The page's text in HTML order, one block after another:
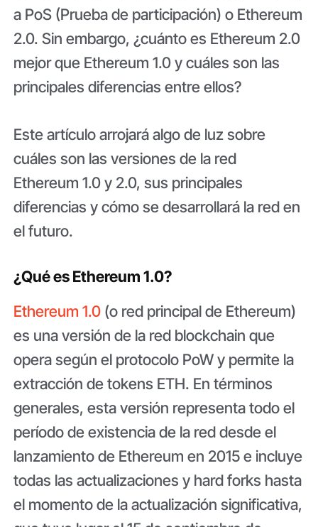
a PoS (Prueba de participación) o Ethereum
2.0. Sin embargo, ¿cuánto es Ethereum 2.0
mejor que Ethereum 1.0 y cuáles son las
principales diferencias entre ellos?
Este artículo arrojará algo de luz sobre
cuáles son las versiones de la red
Ethereum 1.0 y 2.0, sus principales
diferencias y cómo se desarrollará la red en
el futuro.
¿Qué es Ethereum 1.0?
Ethereum 1.0 (o red principal de Ethereum)
es una versión de la red blockchain que
opera según el protocolo PoW y permite la
extracción de tokens ETH. En términos
generales, esta versión representa todo el
período de existencia de la red desde el
lanzamiento de Ethereum en 2015 e incluye
todas las actualizaciones y hard forks hasta
el momento de la actualización significativa,